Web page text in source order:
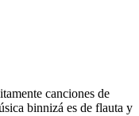
canciones de
binnizá es de flauta y